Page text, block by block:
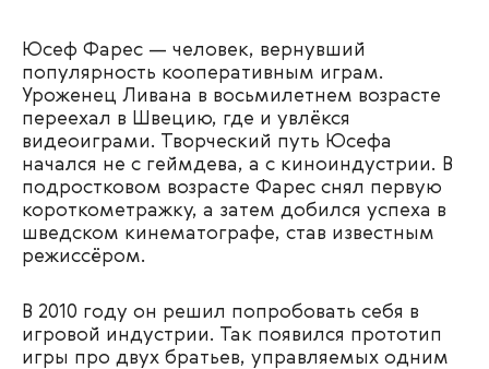
Юсеф Фарес — человек, вернувший
популярность кооперативным играм.
Уроженец Ливана в восьмилетнем возрасте
переехал в Швецию, где и увлёкся
видеоиграми. Творческий путь Юсефа
начался не с геймдева, а с киноиндустрии. В
подростковом возрасте Фарес снял первую
короткометражку, а затем добился успеха в
шведском кинематографе, став известным
режиссёром.
В 2010 году он решил попробовать себя в
игровой индустрии. Так появился прототип
игры про двух братьев, управляемых одним